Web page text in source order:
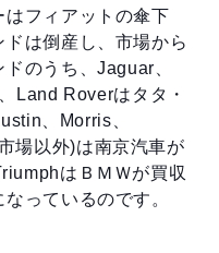
フィアットの傘下
は倒産し、市場から
のうち、Jaguar、
Land Roverはタタ・
、Morris、
場以外)は南京汽車が
はＢＭＷが買収
っているのです。